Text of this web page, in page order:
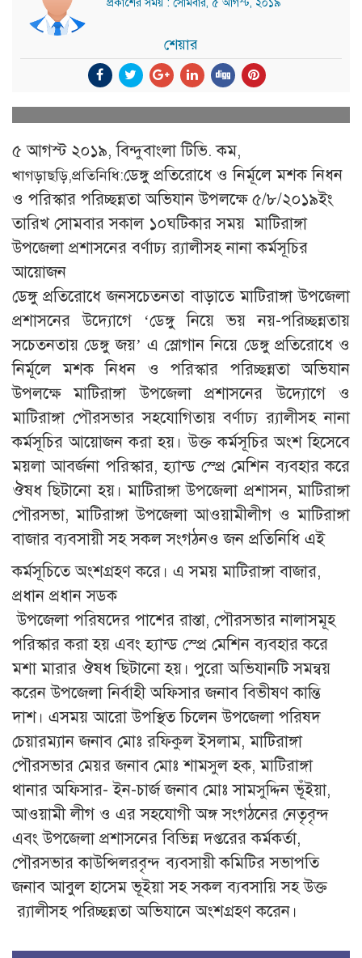
প্রকাশের সময় : সোমবার, ৫ আগস্ট, ২০১৯
শেয়ার
৫ আগস্ট ২০১৯, বিন্দুবাংলা টিভি. কম,
খাগড়াছড়ি,প্রতিনিধি:ডেঙ্গু প্রতিরোধে ও নির্মূলে মশক নিধন
ও পরিস্কার পরিচ্ছন্নতা অভিযান উপলক্ষে ৫/৮/২০১৯ইং
তারিখ সোমবার সকাল ১০ঘটিকার সময় মাটিরাঙ্গা
উপজেলা প্রশাসনের বর্ণাঢ্য র‍্যালীসহ নানা কর্মসূচির
আয়োজন
ডেঙ্গু প্রতিরোধে জনসচেতনতা বাড়াতে মাটিরাঙ্গা উপজেলা
প্রশাসনের উদ্যোগে ‘ডেঙ্গু নিয়ে ভয় নয়-পরিচ্ছন্নতায়
সচেতনতায় ডেঙ্গু জয়’ এ স্লোগান নিয়ে ডেঙ্গু প্রতিরোধে ও
নির্মূলে মশক নিধন ও পরিস্কার পরিচ্ছন্নতা অভিযান
উপলক্ষে মাটিরাঙ্গা উপজেলা প্রশাসনের উদ্যোগে ও
মাটিরাঙ্গা পৌরসভার সহযোগিতায় বর্ণাঢ্য র‍্যালীসহ নানা
কর্মসূচির আয়োজন করা হয়। উক্ত কর্মসূচির অংশ হিসেবে
ময়লা আবর্জনা পরিস্কার, হ্যান্ড স্প্রে মেশিন ব্যবহার করে
ঔষধ ছিটানো হয়। মাটিরাঙ্গা উপজেলা প্রশাসন, মাটিরাঙ্গা
পৌরসভা, মাটিরাঙ্গা উপজেলা আওয়ামীলীগ ও মাটিরাঙ্গা
বাজার ব্যবসায়ী সহ সকল সংগঠনও জন প্রতিনিধি এই
কর্মসূচিতে অংশগ্রহণ করে। এ সময় মাটিরাঙ্গা বাজার,
প্রধান প্রধান সডক
উপজেলা পরিষদের পাশের রাস্তা, পৌরসভার নালাসমূহ
পরিস্কার করা হয় এবং হ্যান্ড স্প্রে মেশিন ব্যবহার করে
মশা মারার ঔষধ ছিটানো হয়। পুরো অভিযানটি সমন্বয়
করেন উপজেলা নির্বাহী অফিসার জনাব বিভীষণ কান্তি
দাশ। এসময় আরো উপস্থিত চিলেন উপজেলা পরিষদ
চেয়ারম্যান জনাব মোঃ রফিকুল ইসলাম, মাটিরাঙ্গা
পৌরসভার মেয়র জনাব মোঃ শামসুল হক, মাটিরাঙ্গা
থানার অফিসার- ইন-চার্জ জনাব মোঃ সামসুদ্দিন ভূঁইয়া,
আওয়ামী লীগ ও এর সহযোগী অঙ্গ সংগঠনের নেতৃবৃন্দ
এবং উপজেলা প্রশাসনের বিভিন্ন দপ্তরের কর্মকর্তা,
পৌরসভার কাউন্সিলরবৃন্দ ব্যবসায়ী কমিটির সভাপতি
জনাব আবুল হাসেম ভূইয়া সহ সকল ব্যবসায়ি সহ উক্ত
র‍্যালীসহ পরিচ্ছন্নতা অভিযানে অংশগ্রহণ করেন।